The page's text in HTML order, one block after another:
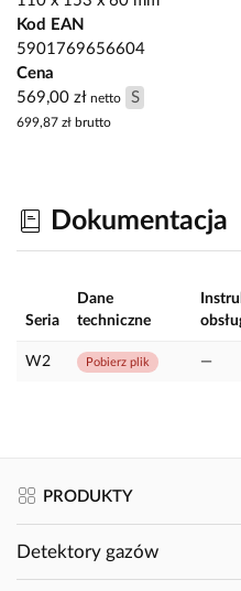
Kod EAN
5901769656604
Cena
569,00 zł netto S
699,87 zł brutto
Dokumentacja
Seria
Dane
techniczne
W2 Pobierz plik —
PRODUKTY
Detektory gazów